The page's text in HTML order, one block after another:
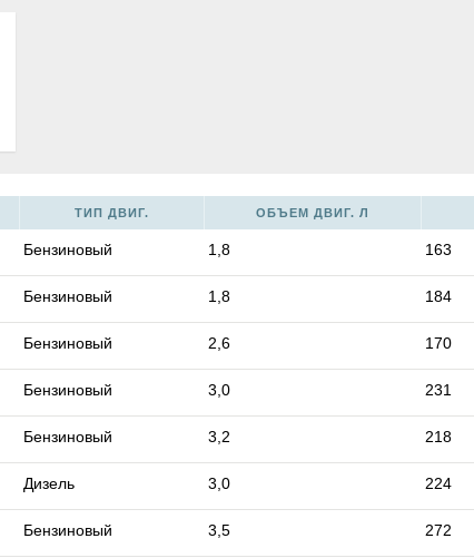
ТИП ДВИГ. ОБЪЕМ ДВИГ. Л
Бензиновый 1,8 163
Бензиновый 1,8 184
Бензиновый 2,6 170
Бензиновый 3,0 231
Бензиновый 3,2 218
Дизель 3,0 224
Бензиновый 3,5 272